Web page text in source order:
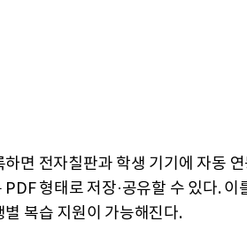
면 전자칠판과 학생 기기에 자동
형태로 저장·공유할 수 있다. 이
복습 지원이 가능해진다.